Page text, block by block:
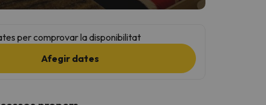
per comprovar la disponibilitat
Afegir dates